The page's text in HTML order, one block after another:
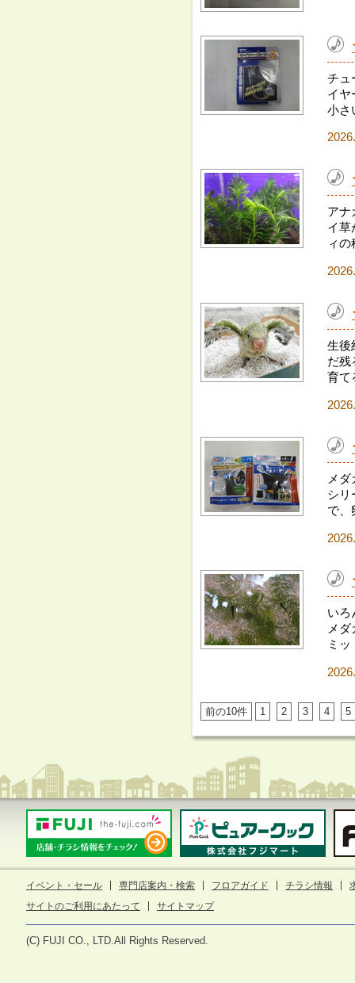
チュ
イヤ
小さ
アナ
イ草
ィ
生後
だ残
育て
メ
シリ
で、
いろ
メ
ミ
前の10件 1 2 3 4 5
イベント・セール 専門店案内・検索 フロアガイド チラシ情報
サイトのご利用にあたって
サイトマップ
(C) FUJI CO., LTD.All Rights Reserved.